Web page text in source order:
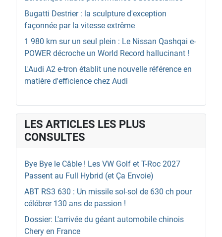
Bugatti Destrier : la sculpture d'exception
façonnée par la vitesse extrême
1 980 km sur un seul plein : Le Nissan Qashqai e-
POWER décroche un World Record hallucinant !
L'Audi A2 e-tron établit une nouvelle référence en
matière d'efficience chez Audi
LES ARTICLES LES PLUS
CONSULTES
Bye Bye le Câble ! Les VW Golf et T-Roc 2027
Passent au Full Hybrid (et Ça Envoie)
ABT RS3 630 : Un missile sol-sol de 630 ch pour
célébrer 130 ans de passion !
Dossier: L'arrivée du géant automobile chinois
Chery en France